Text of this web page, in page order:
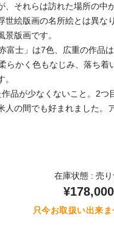
、それらは訪れた場所の中
絵版画の名所絵とは異な
版画です。
富士」は7色、広重の作品
らかく色もなじみ、落ち着
品が少なくないこと。2つ
人の間でも好まれました。
在庫状態 : 売
¥178,000
只今お取扱い出来